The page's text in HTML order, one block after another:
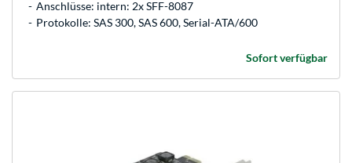
Anschlüsse: intern: 2x SFF-8087
Protokolle: SAS 300, SAS 600, Serial-ATA/600
Sofort verfügbar